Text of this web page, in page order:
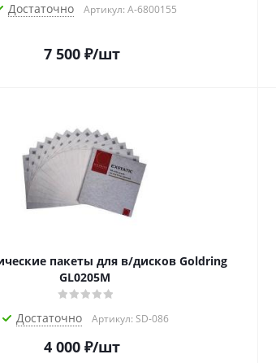
Достаточно Артикул: A-6800155
7 500₽/шт
пакеты для в/дисков Goldring
GL0205M
Достаточно Артикул: SD-086
4 000₽/шт